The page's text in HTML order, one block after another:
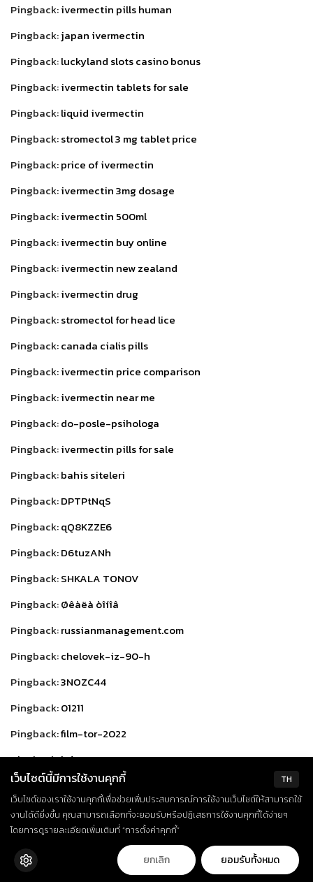
Pingback:ivermectin pills human
Pingback:japan ivermectin
Pingback:luckyland slots casino bonus
Pingback:ivermectin tablets for sale
Pingback:liquid ivermectin
Pingback:stromectol 3 mg tablet price
Pingback:price of ivermectin
Pingback:ivermectin 3mg dosage
Pingback:ivermectin 500ml
Pingback:ivermectin buy online
Pingback:ivermectin new zealand
Pingback:ivermectin drug
Pingback:stromectol for head lice
Pingback:canada cialis pills
Pingback:ivermectin price comparison
Pingback:ivermectin near me
Pingback:do-posle-psihologa
Pingback:ivermectin pills for sale
Pingback:bahis siteleri
Pingback:DPTPtNqS
Pingback:qQ8KZZE6
Pingback:D6tuzANh
Pingback:SHKALA TONOV
Pingback:Øêàëà òîíîâ
Pingback:russianmanagement.com
Pingback:chelovek-iz-90-h
Pingback:3NOZC44
Pingback:01211
Pingback:film-tor-2022
Pingback:hdorg2.ru
Pingback:stromectol price in india
Pingback: JXNhGmmt
Pingback:Psikholog
Pingback:
1unfashionable
TH
เว็บไซต์นี้มีการใช้งานคุกกี้
เว็บไซต์ของเราใช้งานคุกกี้เพื่อช่วยเพิ่มประสบการณ์การใช้งานเว็บไซต์ให้สามารถใช้
งานได้ดียิ่งขึ้น คุณสามารถเลือกที่จะยอมรับหรือปฏิเสธการใช้งานคุกกี้ได้ง่ายๆ
โดยการดูรายละเอียดเพิ่มเติมที่ “การตั้งค่าคุกกี้”
ยกเลิก ยอมรับทั้งหมด